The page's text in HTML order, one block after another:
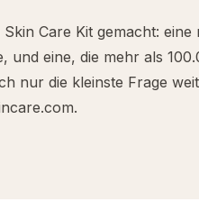
Skin Care Kit gemacht: eine
eine, die mehr als
nur die kleinste Frage
.